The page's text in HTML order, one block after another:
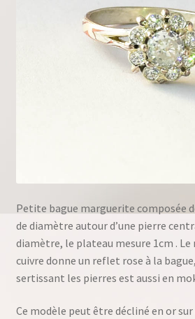
Petite bague marguerite composée
de diamètre autour d’une pierre
diamètre, le plateau mesure 1cm .
cuivre donne un reflet rose à la
sertissant les pierres est aussi en
Ce modèle peut être décliné en or sur